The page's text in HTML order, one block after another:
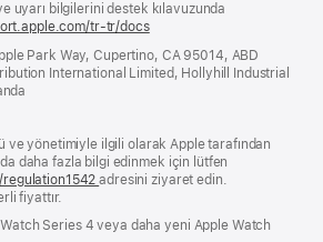
uyarı bilgilerini destek kılavuzunda
tr-tr/docs(yeni
pencerede
açılır)
Park Way, Cupertino, CA 95014, ABD
International Limited, Hollyhill Industrial
ve yönetimiyle ilgili olarak Apple tarafından
daha fazla bilgi edinmek için lütfen
regulation1542(yeni
pencerede
açılır)
adresini ziyaret edin.
fiyattır.
Series 4 veya daha yeni Apple Watch